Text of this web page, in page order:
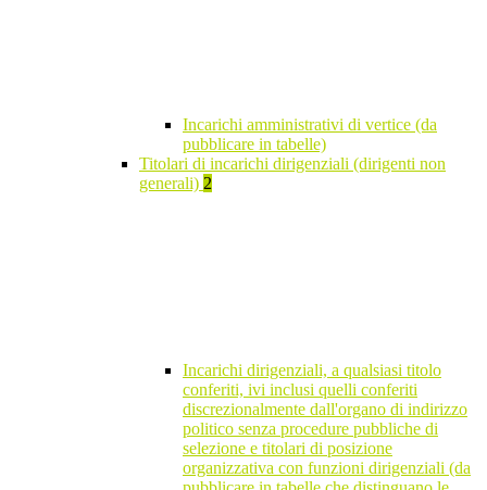
Incarichi amministrativi di vertice (da
pubblicare in tabelle)
Titolari di incarichi dirigenziali (dirigenti non
generali) 2
Incarichi dirigenziali, a qualsiasi titolo
conferiti, ivi inclusi quelli conferiti
discrezionalmente dall'organo di indirizzo
politico senza procedure pubbliche di
selezione e titolari di posizione
organizzativa con funzioni dirigenziali (da